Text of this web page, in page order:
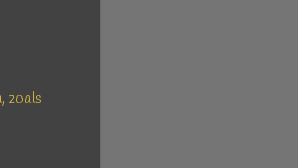
zoals